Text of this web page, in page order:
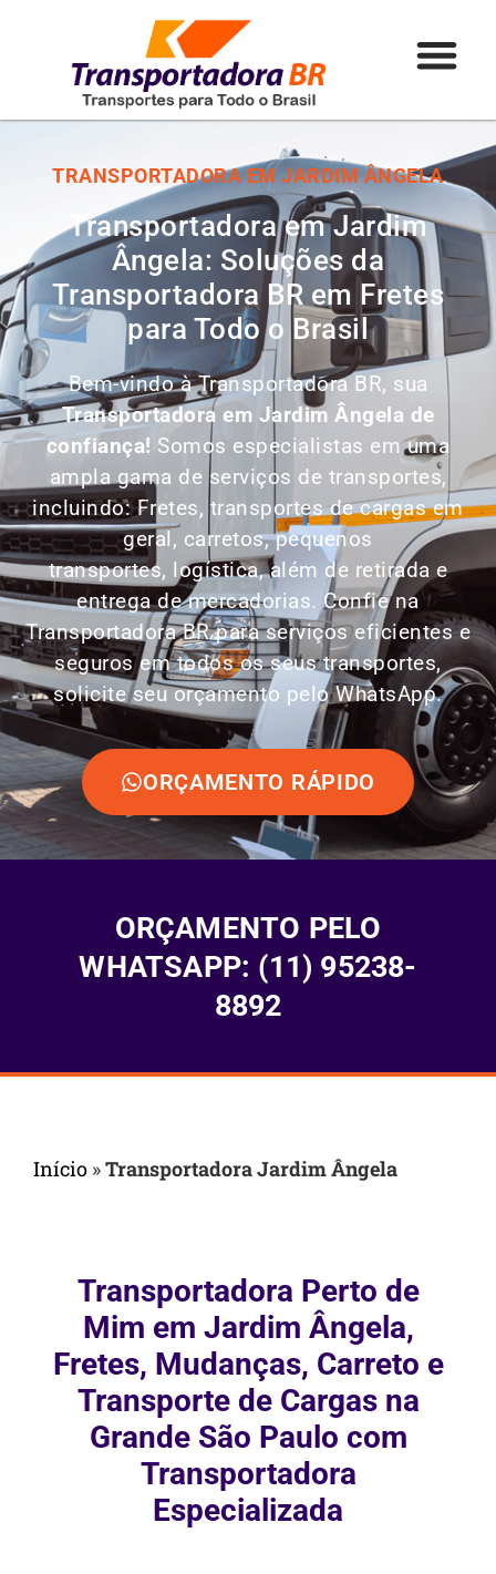
TRANSPORTADORA EM JARDIM ÂNGELA
Transportadora em Jardim
Ângela: Soluções da
Transportadora BR em Fretes
para Todo o Brasil
Bem-vindo à Transportadora BR, sua
Transportadora em Jardim Ângela de
confiança! Somos especialistas em uma
ampla gama de serviços de transportes,
incluindo: Fretes, transportes de cargas em
geral, carretos, pequenos
transportes, logística, além de retirada e
entrega de mercadorias. Confie na
Transportadora BR para serviços eficientes e
seguros em todos os seus transportes,
solicite seu orçamento pelo WhatsApp.
ORÇAMENTO RÁPIDO
ORÇAMENTO PELO
WHATSAPP: (11) 95238-
8892
Início »Transportadora Jardim Ângela
Transportadora Perto de
Mim em Jardim Ângela,
Fretes, Mudanças, Carreto e
Transporte de Cargas na
Grande São Paulo com
Transportadora
Especializada